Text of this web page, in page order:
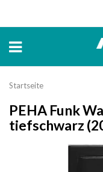
Startseite
PEHA Funk
tiefschwarz